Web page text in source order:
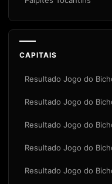
CAPITAIS
Resultado Jogo do
Resultado Jogo do
Resultado Jogo do
Resultado Jogo do
Resultado Jogo do